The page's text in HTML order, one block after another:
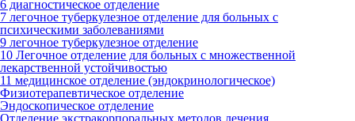
6 диагностическое отделение
7 легочное туберкулезное отделение для больных с
психическими заболеваниями
9 легочное туберкулезное отделение
10 Легочное отделение для больных с множественной
лекарственной устойчивостью
11 медицинское отделение (эндокринологическое)
Физиотерапевтическое отделение
Эндоскопическое отделение
Отделение экстракорпоральных методов лечения